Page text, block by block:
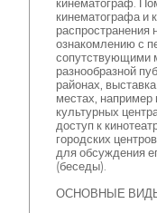
кинематограф.
кинематографа и
распространения
ознакомлению с
сопутствующими
разнообразной
районах,
местах,
культурных
доступ к
городских
для обсуждения
(беседы).
ОСНОВНЫЕ